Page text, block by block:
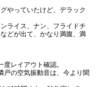
やっていたけど、デラック
ライス、ナン、フライドチ
どが出て、かなり満腹、満
レイアウト確認。
戸の空気振動音は、今より聞